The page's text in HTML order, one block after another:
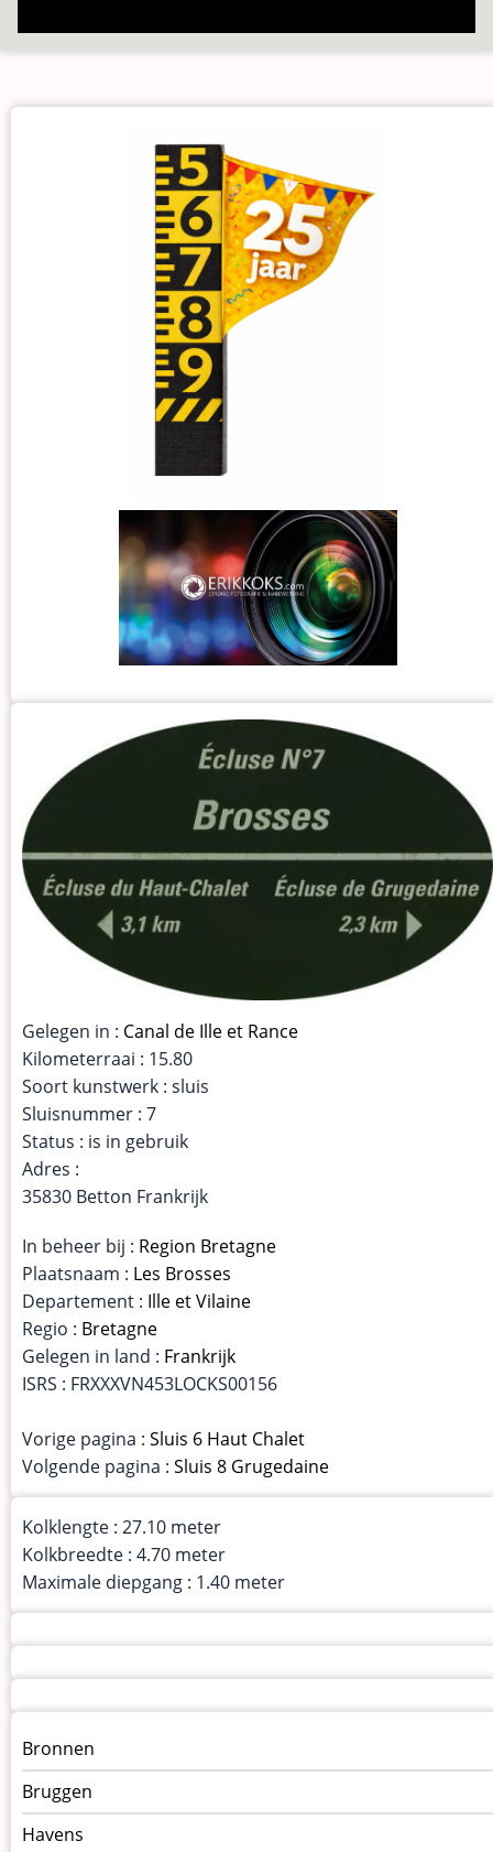
Gelegen in : Canal de Ille et Rance
Kilometerraai : 15.80
Soort kunstwerk : sluis
Sluisnummer : 7
Status : is in gebruik
Adres :
35830 Betton Frankrijk
In beheer bij : Region Bretagne
Plaatsnaam : Les Brosses
Departement : Ille et Vilaine
Regio : Bretagne
Gelegen in land : Frankrijk
ISRS : FRXXXVN453LOCKS00156
Vorige pagina : Sluis 6 Haut Chalet
Volgende pagina : Sluis 8 Grugedaine
Kolklengte : 27.10 meter
Kolkbreedte : 4.70 meter
Maximale diepgang : 1.40 meter
Menu
kunstwerken
op
kunstwerkpagina
Bronnen
Bruggen
Havens